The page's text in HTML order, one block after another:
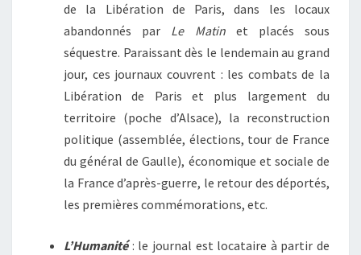
de la Libération de Paris, dans les locaux
abandonnés par Le Matinet placés sous
séquestre. Paraissant dès le lendemain au grand
jour, ces journaux couvrent : les combats de la
Libération de Paris et plus largement du
territoire (poche d’Alsace), la reconstruction
politique (assemblée, élections, tour de France
du général de Gaulle), économique et sociale de
la France d’après-guerre, le retour des déportés,
les premières commémorations, etc.
L’Humanité: le journal est locataire à partir de